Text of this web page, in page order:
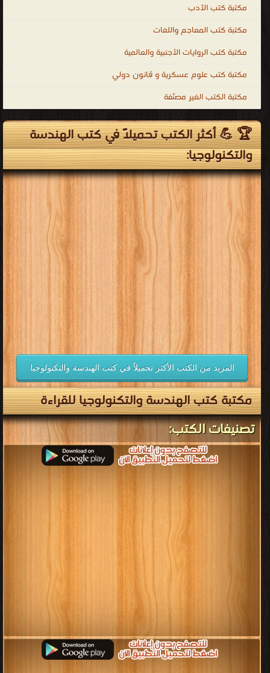
مكتبة كتب الأدب
مكتبة كتب المعاجم واللغات
مكتبة كتب الروايات الأجنبية والعالمية
مكتبة كتب علوم عسكرية و قانون دولي
مكتبة الكتب الغير مصنّفة
🏆 💪 أكثر الكتب تحميلاً في كتب الهندسة
والتكنولوجيا:
المزيد من الكتب الأكثر تحميلاً في كتب الهندسة والتكنولوجيا
مكتبة كتب الهندسة والتكنولوجيا للقراءة
تصنيفات الكتب: